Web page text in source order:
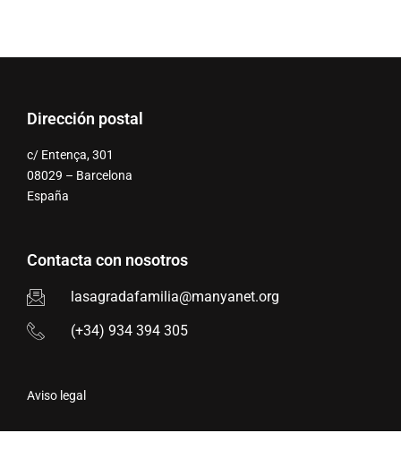
Dirección postal
c/ Entença, 301
08029 – Barcelona
España
Contacta con nosotros
lasagradafamilia@manyanet.org
(+34) 934 394 305
Aviso legal